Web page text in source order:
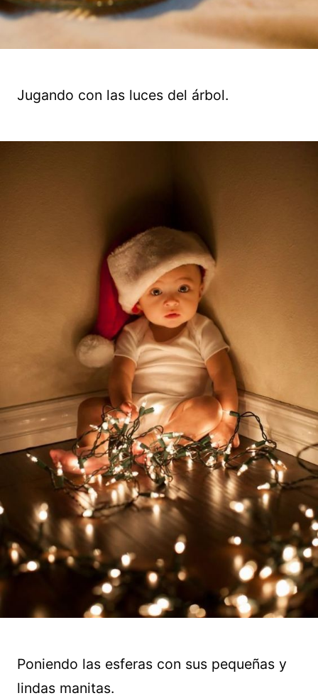
Jugando con las luces del árbol.
Poniendo las esferas con sus pequeñas y
lindas manitas.